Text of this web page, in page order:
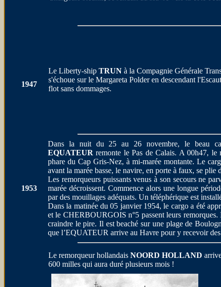
1947
Le Liberty-ship TRUN à la Compagnie Générale
s'échoue sur le Margareta Polder en descendant
flot sans dommages.
1953
Dans la nuit du 25 au 26 novembre, le beau
EQUATEUR remonte le Pas de Calais. A 00h47, le
phare du Cap Gris-Nez, à mi-marée montante. Le
avant la marée basse, le navire, en porte à faux, se
Les remorqueurs puissants venus à son secours ne
marée décroissent. Commence alors une longue
par des mouillages adéquats. Un téléphérique est
Dans la matinée du 05 janvier 1954, le cargo a été
et le CHERBOURGOIS n°5 passent leurs
craindre le pire. Il est beaché sur une plage de
que l’EQUATEUR arrive au Havre pour y recevoir
Le remorqueur hollandais NOORD HOLLAND
600 milles qui aura duré plusieurs mois !